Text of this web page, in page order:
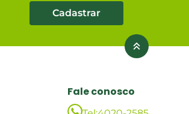
Cadastrar
Fale conosco